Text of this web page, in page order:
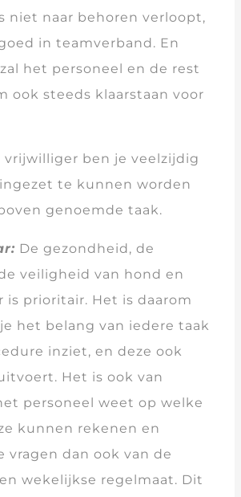
niet naar behoren verloopt,
in teamverband. En
het personeel en de rest
ook steeds klaarstaan voor
vrijwilliger ben je veelzijdig
te kunnen worden
genoemde taak.
De gezondheid, de
veiligheid van hond en
is prioritair. Het is daarom
het belang van iedere taak
inziet, en deze ook
Het is ook van
personeel weet op welke
kunnen rekenen en
vragen dan ook van de
wekelijkse regelmaat. Dit